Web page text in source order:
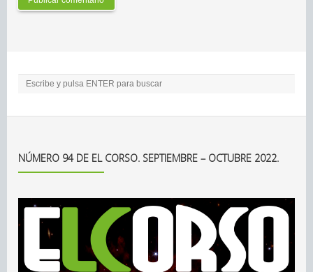
NÚMERO 94 DE EL CORSO. SEPTIEMBRE – OCTUBRE 2022.